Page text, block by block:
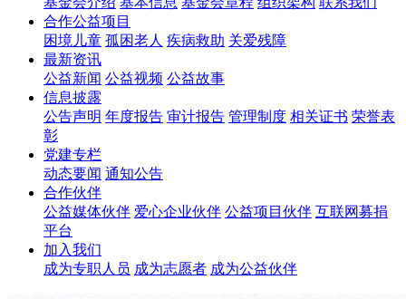
合作公益项目
困境儿童 孤困老人 疾病救助 关爱残障
最新资讯
公益新闻 公益视频 公益故事
信息披露
公告声明 年度报告 审计报告 管理制度 相关证书 荣誉表
彰
党建专栏
动态要闻 通知公告
合作伙伴
公益媒体伙伴 爱心企业伙伴 公益项目伙伴 互联网募捐
平台
加入我们
成为专职人员 成为志愿者 成为公益伙伴